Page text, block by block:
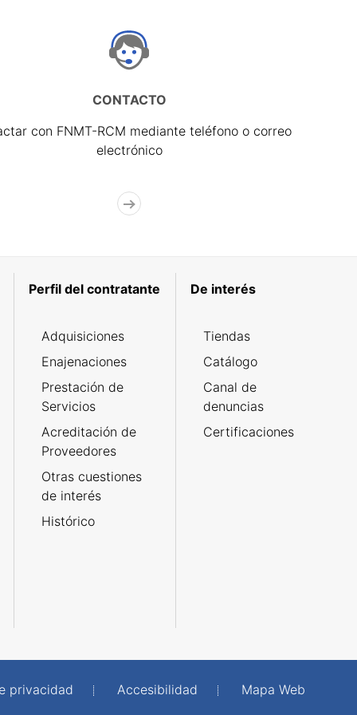
CONTACTO
con FNMT-RCM mediante teléfono o correo
electrónico
Perfil del contratante
Adquisiciones
Enajenaciones
Prestación de
Servicios
Acreditación de
Proveedores
Otras cuestiones
de interés
Histórico
De interés
Tiendas
Catálogo
Canal de
denuncias
Certificaciones
privacidad Accesibilidad
Mapa Web